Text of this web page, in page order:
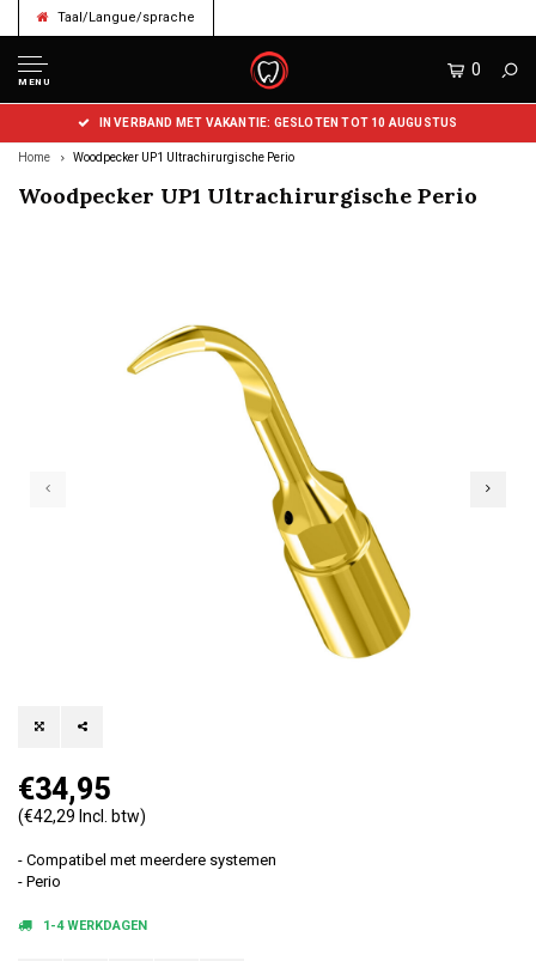
Taal/Langue/sprache
MENU
0
IN VERBAND MET VAKANTIE: GESLOTEN TOT 10 AUGUSTUS
Home Woodpecker UP1 Ultrachirurgische Perio
Woodpecker UP1 Ultrachirurgische Perio
€34,95
(€42,29 Incl. btw)
- Compatibel met meerdere systemen
- Perio
1-4 WERKDAGEN